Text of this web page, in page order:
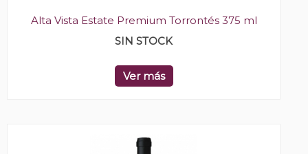
Alta Vista Estate Premium Torrontés 375 ml
SIN STOCK
Ver más